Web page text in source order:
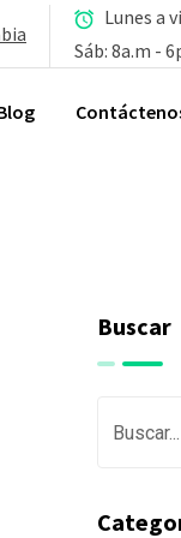
Lunes a
Sáb: 8a.m -
Buscar